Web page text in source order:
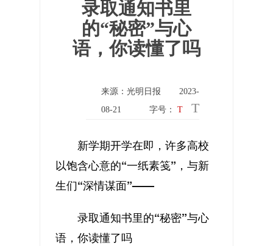
录取通知书里
的“秘密”与心
语，你读懂了吗
来源：光明日报
2023-
08-21
字号： T T
新学期开学在即，许多高校
以饱含心意的“一纸素笺”，与新
生们“深情谋面”——
录取通知书里的“秘密”与心
语，你读懂了吗